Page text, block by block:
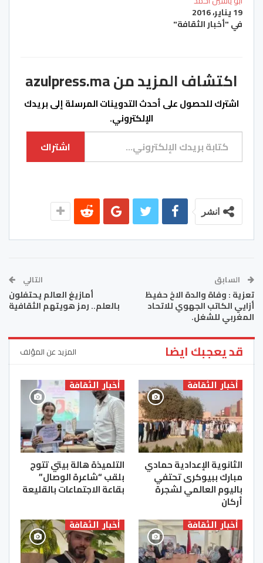
19 يناير، 2016
في "أخبار الثقافة"
اكتشاف المزيد من azulpress.ma
اشترك للحصول على أحدث التدوينات المرسلة إلى بريدك
الإلكتروني.
كتابة بريدك الإلكتروني...
اشتراك
انشر
السابق
تعزية : وفاة والدة الاخ حفيظ
أزايي الكاتب الجهوي للاتحاد
المغربي للشغل.
التالي
أمازيغ العالم يحتفلون
بالعلم.. رمز هويتهم الثقافية
قد يعجبك ايضا المزيد عن المؤلف
أخبار الثقافة
الثانوية الإعدادية حمادي
مبارك ببيوكرى تحتفي
باليوم العالمي لشجرة
أركان
أخبار الثقافة
التلميذة هالة بيتي تتوج
بلقب “شاعرة الوصال”
بقاعة الاجتماعات بالقليعة
أخبار الثقافة أخبار الثقافة